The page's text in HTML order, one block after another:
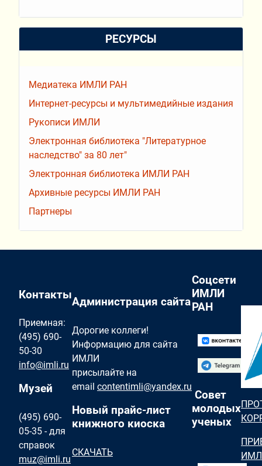
РЕСУРСЫ
Медиатека ИМЛИ РАН
Интернет-ресурсы и мультимедийные издания
Рукописи ИМЛИ
Электронная библиотека "Литературное
наследство" за 80 лет"
Электронная библиотека ИМЛИ РАН
Архивные ресурсы ИМЛИ РАН
Партнеры
Контакты
Приемная:
(495) 690-
50-30
info@imli.ru
Музей
(495) 690-
05-35 - для
справок
muz@imli.ru
Администрация сайта
Дорогие коллеги!
Информацию для сайта
ИМЛИ
присылайте на
email contentimli@yandex.ru
Новый прайс-лист
книжного киоска
СКАЧАТЬ
Соцсети
ИМЛИ
РАН
Совет
молодых
ученых